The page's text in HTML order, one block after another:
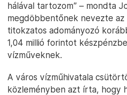
hálával tartozom” – mondta
megdöbbentőnek nevezte az
titokzatos adományozó
1,04 millió forintot
vízműveknek.
A város vízműhivatala
közleményben azt írta, hogy